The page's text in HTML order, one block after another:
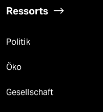
Ressorts
Politik
Öko
Gesellschaft